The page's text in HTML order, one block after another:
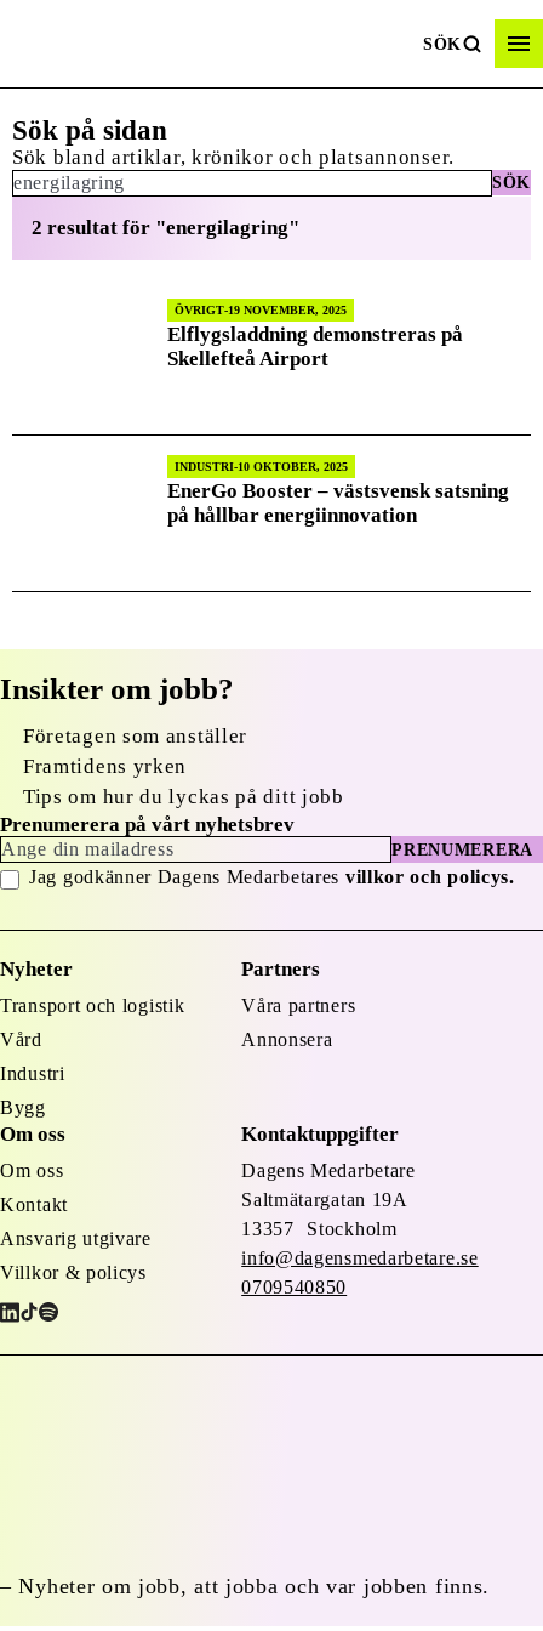
SÖK
Sök på sidan
Sök bland artiklar, krönikor och platsannonser.
Sök:
SÖK
2 resultat för "energilagring"
ÖVRIGT 19 NOVEMBER, 2025
Elflygsladdning demonstreras på
Skellefteå Airport
INDUSTRI 10 OKTOBER, 2025
EnerGo Booster – västsvensk satsning
på hållbar energiinnovation
Insikter om jobb?
Företagen som anställer
Framtidens yrken
Tips om hur du lyckas på ditt jobb
Prenumerera på vårt nyhetsbrev
PRENUMERERA
Jag godkänner Dagens Medarbetares villkor och policys.
Nyheter
Transport och logistik
Vård
Industri
Bygg
Partners
Våra partners
Annonsera
Om oss
Om oss
Kontakt
Ansvarig utgivare
Villkor & policys
Kontaktuppgifter
Dagens Medarbetare
Saltmätargatan 19A
13357 Stockholm
info@dagensmedarbetare.se
0709540850
– Nyheter om jobb, att jobba och var jobben finns.